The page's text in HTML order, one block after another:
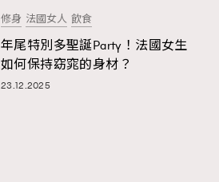
修身 法國女人 飲食
年尾特別多聖誕Party！法國女生
如何保持窈窕的身材？
23.12.2025